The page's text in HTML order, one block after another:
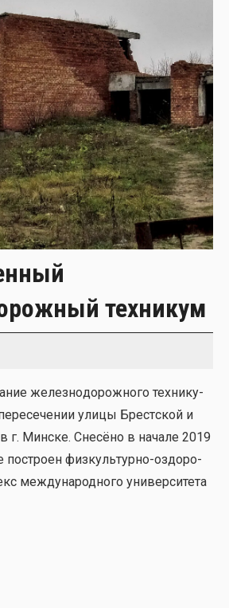
техникум
желез­но­до­рож­но­го тех­ни­ку­
ули­цы Брест­ской и
г. Мин­ске. Сне­сё­но в нача­ле 2019
постро­ен физ­куль­тур­но-оздо­ро­
меж­ду­на­род­но­го уни­вер­си­те­та